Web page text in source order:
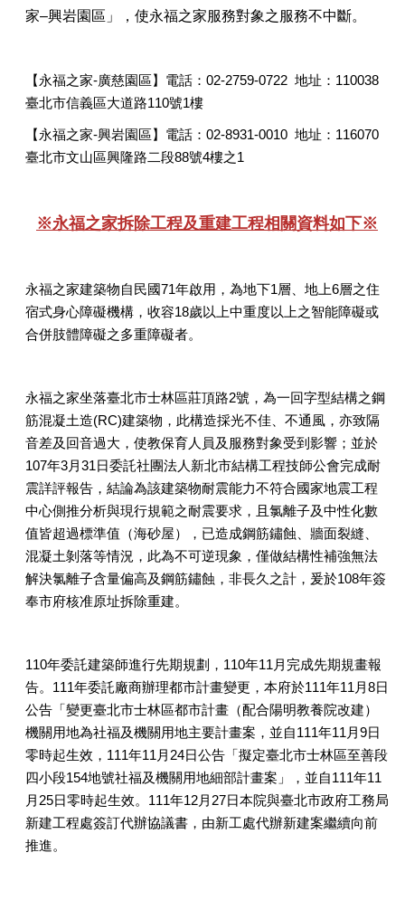
家–興岩園區」，使永福之家服務對象之服務不中斷。
【永福之家-廣慈園區】電話：02-2759-0722 地址：110038
臺北市信義區大道路110號1樓
【永福之家-興岩園區】電話：02-8931-0010 地址：116070
臺北市文山區興隆路二段88號4樓之1
※永福之家拆除工程及重建工程相關資料如下※
永福之家建築物自民國71年啟用，為地下1層、地上6層之住
宿式身心障礙機構，收容18歲以上中重度以上之智能障礙或
合併肢體障礙之多重障礙者。
永福之家坐落臺北市士林區莊頂路2號，為一回字型結構之鋼
筋混凝土造(RC)建築物，此構造採光不佳、不通風，亦致隔
音差及回音過大，使教保育人員及服務對象受到影響；並於
107年3月31日委託社團法人新北市結構工程技師公會完成耐
震詳評報告，結論為該建築物耐震能力不符合國家地震工程
中心側推分析與現行規範之耐震要求，且氯離子及中性化數
值皆超過標準值（海砂屋），已造成鋼筋鏽蝕、牆面裂縫、
混凝土剝落等情況，此為不可逆現象，僅做結構性補強無法
解決氯離子含量偏高及鋼筋鏽蝕，非長久之計，爰於108年簽
奉市府核准原址拆除重建。
110年委託建築師進行先期規劃，110年11月完成先期規畫報
告。111年委託廠商辦理都市計畫變更，本府於111年11月8日
公告「變更臺北市士林區都市計畫（配合陽明教養院改建）
機關用地為社福及機關用地主要計畫案，並自111年11月9日
零時起生效，111年11月24日公告「擬定臺北市士林區至善段
四小段154地號社福及機關用地細部計畫案」，並自111年11
月25日零時起生效。111年12月27日本院與臺北市政府工務局
新建工程處簽訂代辦協議書，由新工處代辦新建案繼續向前
推進。